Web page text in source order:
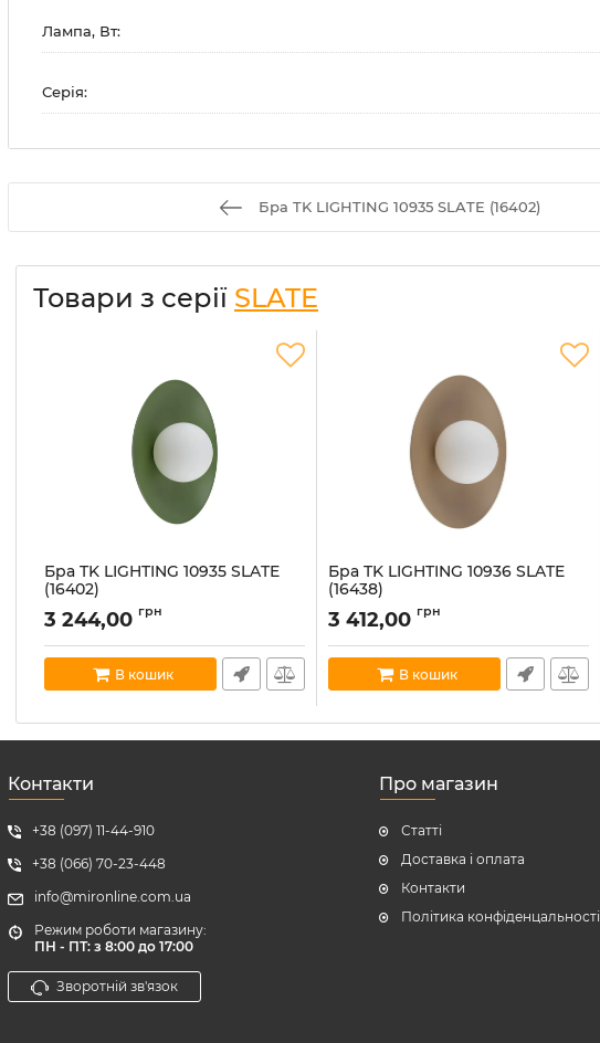
Лампа, Вт:
Серія:
Бра TK LIGHTING 10935 SLATE (16402)
Товари з серії SLATE
Бра TK LIGHTING 10935 SLATE
(16402)
Артикул:
tk-lighting-10935
В наявності:1
3 244,00 грн
В кошик
Бра TK LIGHTING 10936 SLATE
(16438)
Артикул:tk-lighting-10936
В наявності:4
3 412,00 грн
В кошик
Контакти
+38 (097) 11-44-910
+38 (066) 70-23-448
info@mironline.com.ua
Режим роботи магазину:
ПН - ПТ: з 8:00 до 17:00
Зворотній зв'язок
Про магазин
Статті
Доставка і оплата
Контакти
Політика конфіденцальності